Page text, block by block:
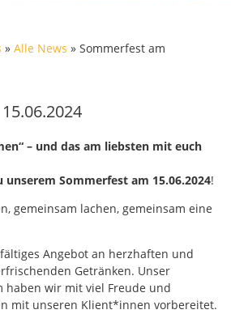
»Alle News »Sommerfest am
– und das am liebsten mit euch
unserem Sommerfest am 15.06.2024!
gemeinsam lachen, gemeinsam eine
Angebot an herzhaften und
Getränken. Unser
haben wir mit viel Freude und
mit unseren Klient*innen vorbereitet.